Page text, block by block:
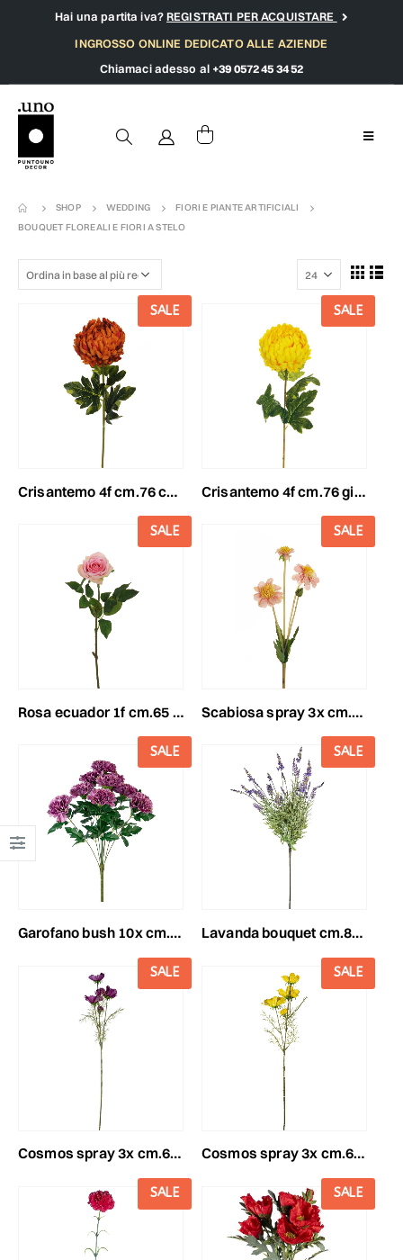
Hai una partita iva?REGISTRATI PER ACQUISTARE
INGROSSO ONLINE DEDICATO ALLE AZIENDE
Chiamaci adesso al +39 0572 45 34 52
SHOP WEDDING
FIORI E PIANTE ARTIFICIALI
BOUQUET FLOREALI E FIORI A STELO
SALE
crisantemo 4f cm.76 corallo
SALE
crisantemo 4f cm.76 giallo
SALE
rosa ecuador 1f cm.65 rosa/verde
SALE
scabiosa spray 3x cm.47malva
SALE
garofano bush 10x cm.47viola
SALE
lavanda bouquet cm.80 lavanda
SALE
cosmos spray 3x cm.62 purple
SALE
cosmos spray 3x cm.62 giallo
SALE SALE